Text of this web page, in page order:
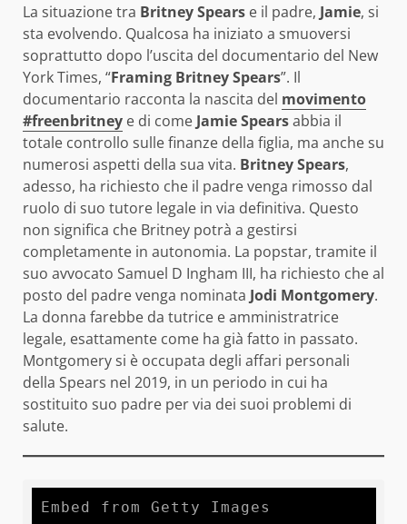
La situazione tra Britney Spears e il padre, Jamie, si
sta evolvendo. Qualcosa ha iniziato a smuoversi
soprattutto dopo l’uscita del documentario del New
York Times, “Framing Britney Spears”. Il
documentario racconta la nascita del movimento
#freenbritney e di come Jamie Spearsabbia il
totale controllo sulle finanze della figlia, ma anche su
numerosi aspetti della sua vita. Britney Spears,
adesso, ha richiesto che il padre venga rimosso dal
ruolo di suo tutore legale in via definitiva. Questo
non significa che Britney potrà a gestirsi
completamente in autonomia. La popstar, tramite il
suo avvocato Samuel D Ingham III, ha richiesto che al
posto del padre venga nominata Jodi Montgomery.
La donna farebbe da tutrice e amministratrice
legale, esattamente come ha già fatto in passato.
Montgomery si è occupata degli affari personali
della Spears nel 2019, in un periodo in cui ha
sostituito suo padre per via dei suoi problemi di
salute.
Embed from Getty Images